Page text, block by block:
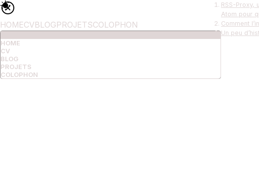
HOMECVBLOGPROJETSCOLOPHON
NAVIGATION
HOME
CV
BLOG
PROJETS
COLOPHON
RSS-Proxy,
Atom pour
Comment
Un peu